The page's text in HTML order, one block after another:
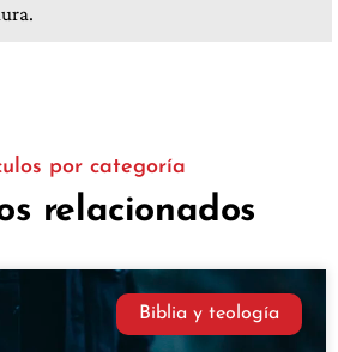
por categoría
relacionados
Biblia y teología